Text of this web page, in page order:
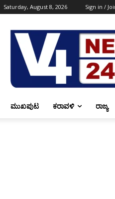
Saturday, August 8, 2026 Sign in /
ಮುಖಪುಟ ಕರಾವಳಿ ರಾಜ್ಯ